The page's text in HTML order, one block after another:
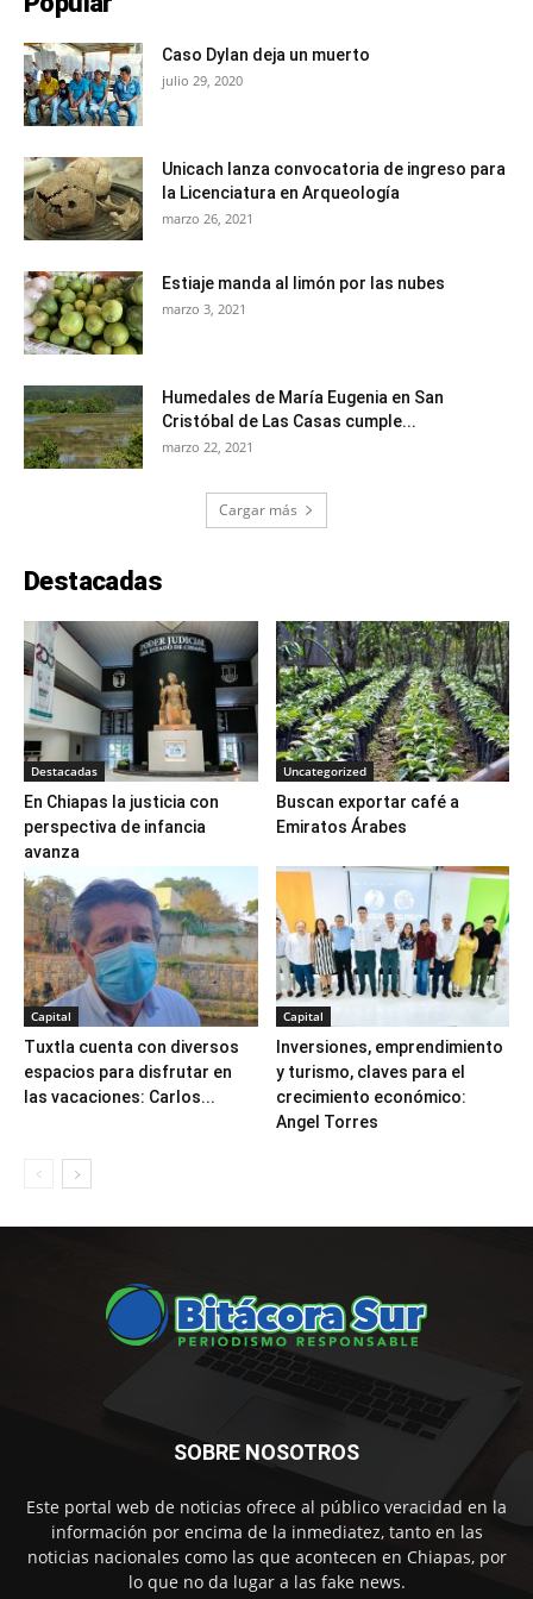
Caso Dylan deja un muerto
julio 29, 2020
Unicach lanza convocatoria de ingreso para
la Licenciatura en Arqueología
marzo 26, 2021
Estiaje manda al limón por las nubes
marzo 3, 2021
Humedales de María Eugenia en San
Cristóbal de Las Casas cumple...
marzo 22, 2021
Cargar más
Destacadas
Destacadas
En Chiapas la justicia con
perspectiva de infancia
avanza
Uncategorized
Buscan exportar café a
Emiratos Árabes
Capital
Tuxtla cuenta con diversos
espacios para disfrutar en
las vacaciones: Carlos...
Capital
Inversiones, emprendimiento
y turismo, claves para el
crecimiento económico:
Angel Torres
SOBRE NOSOTROS
Este portal web de noticias ofrece al público veracidad en la
información por encima de la inmediatez, tanto en las
noticias nacionales como las que acontecen en Chiapas, por
lo que no da lugar a las fake news.